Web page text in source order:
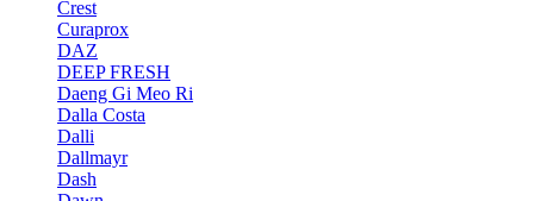
Crest
Curaprox
DAZ
DEEP FRESH
Daeng Gi Meo Ri
Dalla Costa
Dalli
Dallmayr
Dash